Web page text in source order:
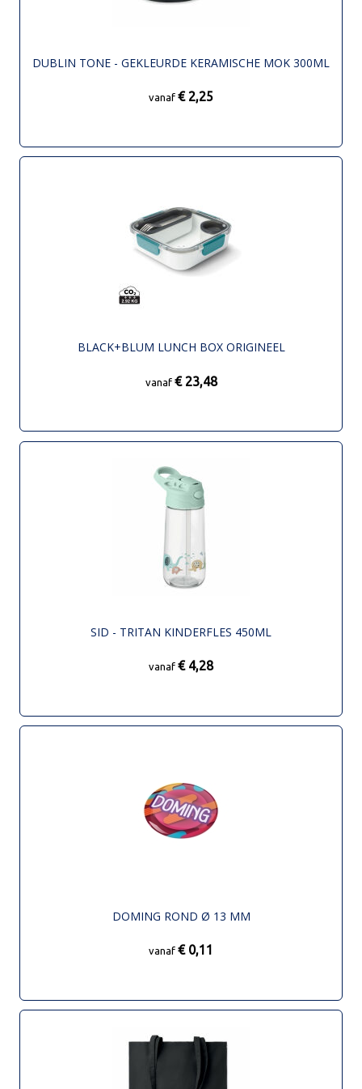
DUBLIN TONE - GEKLEURDE KERAMISCHE MOK 300ML
vanaf € 2,25
BLACK+BLUM LUNCH BOX ORIGINEEL
vanaf € 23,48
SID - TRITAN KINDERFLES 450ML
vanaf € 4,28
DOMING ROND Ø 13 MM
vanaf € 0,11